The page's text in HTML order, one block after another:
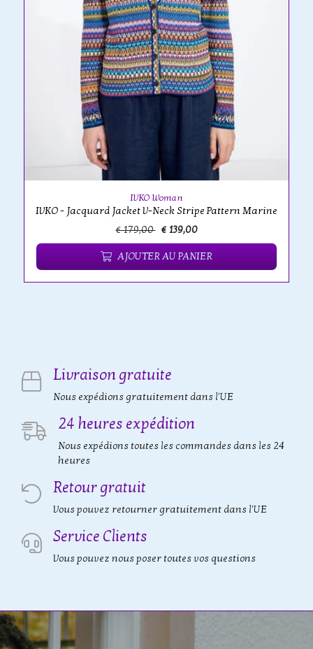
IVKO Woman
IVKO - Jacquard Jacket V-Neck Stripe Pattern Marine
€ 179,00 € 139,00
AJOUTER AU PANIER
Livraison gratuite
Nous expédions gratuitement dans l'UE
24 heures expédition
Nous expédions toutes les commandes dans les 24
heures
Retour gratuit
Vous pouvez retourner gratuitement dans l'UE
Service Clients
Vous pouvez nous poser toutes vos questions